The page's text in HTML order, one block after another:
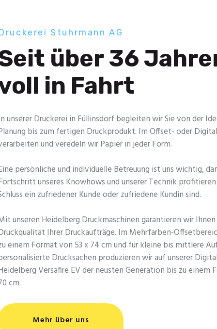
Stuhrmann AG
über 36
in Fahrt
unserer Druckerei in Füllinsdorf begleiten wir Sie von der
bis zum fertigen Druckprodukt. Im Offset- oder
und veredeln wir Papier in jeder Form.
persönliche und individuelle Betreuung ist uns wichtig,
unseres Knowhows und unserer Technik
ein zufriedener Kunde oder zufriedene Kundin sind.
unseren Heidelberg Druckmaschinen garantieren wir
Ihrer Druckaufträge. Im Mehrfarben-
einem Format von 53 x 74 cm und für kleine bis mittlere
Drucksachen produzieren wir auf unserer
Versafire EV der neusten Generation bis zu einem
cm.
Mehr über uns